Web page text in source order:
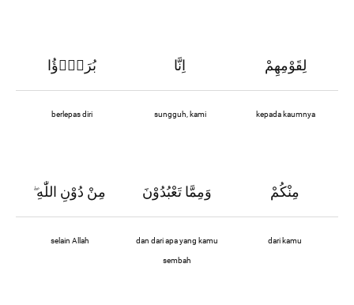
بُرَءٰۤؤُا اِنَّا لِقَوْمِهِمْ
berlepas diri sungguh, kami kepada kaumnya
ۖمِنْ دُوْنِ اللّٰهِ وَمِمَّا تَعْبُدُوْنَ مِنْكُمْ
selain Allah dan dari apa yang kamu
sembah
dari kamu